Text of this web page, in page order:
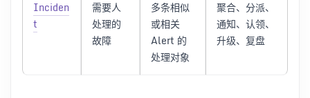
Inciden
t
需要人
处理的
故障
多条相似
或相关
Alert 的
处理对象
聚合、分派、
通知、认领、
升级、复盘